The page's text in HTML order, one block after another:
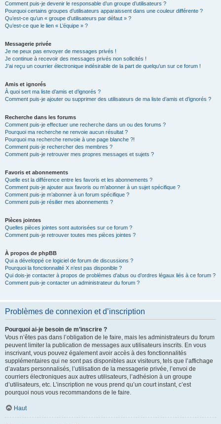
Comment puis-je devenir le responsable d’un groupe d’utilisateurs ?
Pourquoi certains groupes d’utilisateurs apparaissent dans une couleur différente ?
Qu’est-ce qu’un « groupe d’utilisateurs par défaut » ?
Qu’est-ce que le lien « L’équipe » ?
Messagerie privée
Je ne peux pas envoyer de messages privés !
Je continue à recevoir des messages privés non sollicités !
J’ai reçu un courrier électronique indésirable de la part de quelqu’un sur ce forum !
Amis et ignorés
À quoi sert ma liste d’amis et d’ignorés ?
Comment puis-je ajouter ou supprimer des utilisateurs de ma liste d’amis et d’ignorés ?
Recherche dans les forums
Comment puis-je effectuer une recherche dans un ou des forums ?
Pourquoi ma recherche ne renvoie aucun résultat ?
Pourquoi ma recherche renvoie à une page blanche ?!
Comment puis-je rechercher des membres ?
Comment puis-je retrouver mes propres messages et sujets ?
Favoris et abonnements
Quelle est la différence entre les favoris et les abonnements ?
Comment puis-je ajouter aux favoris ou m’abonner à un sujet spécifique ?
Comment puis-je m’abonner à un forum spécifique ?
Comment puis-je résilier mes abonnements ?
Pièces jointes
Quelles pièces jointes sont autorisées sur ce forum ?
Comment puis-je retrouver toutes mes pièces jointes ?
À propos de phpBB
Qui a développé ce logiciel de forum de discussions ?
Pourquoi la fonctionnalité X n’est pas disponible ?
Qui dois-je contacter à propos de problèmes d’abus ou d’ordres légaux liés à ce forum ?
Comment puis-je contacter un administrateur du forum ?
Problèmes de connexion et d’inscription
Pourquoi ai-je besoin de m’inscrire ?
Vous n’êtes pas dans l’obligation de le faire, mais les administrateurs du forum
peuvent limiter la publication de messages aux utilisateurs inscrits. En vous
inscrivant, vous pouvez également avoir accès à des fonctionnalités
supplémentaires qui ne sont pas disponibles aux visiteurs, tels que l’affichage
d’avatars personnalisés, l’utilisation de la messagerie privée, l’envoi de
courriers électroniques aux autres utilisateurs, l’adhésion à un groupe
d’utilisateurs, etc. L’inscription ne vous prend qu’un court instant, c’est
pourquoi nous vous recommandons de le faire.
Haut